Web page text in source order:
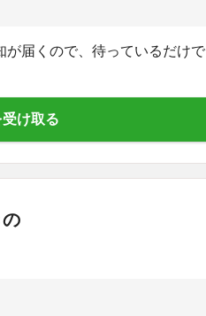
届くので、待っているだけで
け取る